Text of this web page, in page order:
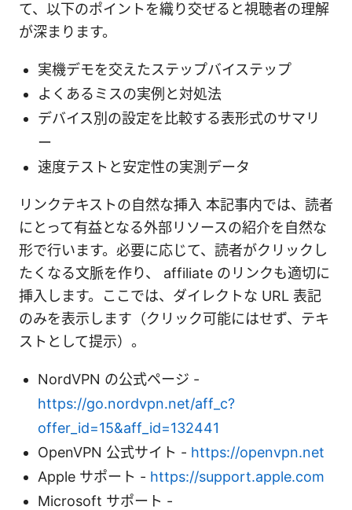
て、以下のポイントを織り交ぜると視聴者の理解
が深まります。
実機デモを交えたステップバイステップ
よくあるミスの実例と対処法
デバイス別の設定を比較する表形式のサマリ
ー
速度テストと安定性の実測データ
リンクテキストの自然な挿入 本記事内では、読者
にとって有益となる外部リソースの紹介を自然な
形で行います。必要に応じて、読者がクリックし
たくなる文脈を作り、 affiliate のリンクも適切に
挿入します。ここでは、ダイレクトな URL 表記
のみを表示します（クリック可能にはせず、テキ
ストとして提示）。
NordVPN の公式ページ -
https://go.nordvpn.net/aff_c?
offer_id=15&aff_id=132441
OpenVPN 公式サイト - https://openvpn.net
Apple サポート - https://support.apple.com
Microsoft サポート -